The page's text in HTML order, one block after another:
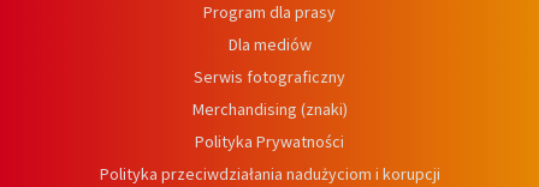
Program dla prasy
Dla mediów
Serwis fotograficzny
Merchandising (znaki)
Polityka Prywatności
Polityka przeciwdziałania nadużyciom i korupcji